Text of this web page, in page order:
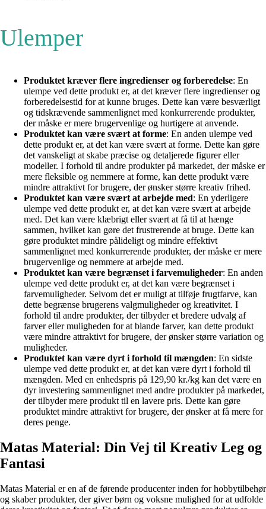
Ulemper
Produktet kræver flere ingredienser og forberedelse: En
ulempe ved dette produkt er, at det kræver flere ingredienser og
forberedelsestid for at kunne bruges. Dette kan være besværligt
og tidskrævende sammenlignet med konkurrerende produkter,
der måske er mere brugervenlige og hurtigere at anvende.
Produktet kan være svært at forme: En anden ulempe ved
dette produkt er, at det kan være svært at forme. Dette kan gøre
det vanskeligt at skabe præcise og detaljerede figurer eller
modeller. I forhold til andre produkter på markedet, der måske er
mere fleksible og nemmere at forme, kan dette produkt være
mindre attraktivt for brugere, der ønsker større kreativ frihed.
Produktet kan være svært at arbejde med: En yderligere
ulempe ved dette produkt er, at det kan være svært at arbejde
med. Det kan være klæbrigt eller svært at få til at hænge
sammen, hvilket kan gøre det frustrerende at bruge. Dette kan
gøre produktet mindre pålideligt og mindre effektivt
sammenlignet med konkurrerende produkter, der måske er mere
brugervenlige og nemmere at arbejde med.
Produktet kan være begrænset i farvemuligheder: En anden
ulempe ved dette produkt er, at det kan være begrænset i
farvemuligheder. Selvom det er muligt at tilføje frugtfarve, kan
dette begrænse brugerens valgmuligheder og kreativitet. I
forhold til andre produkter, der tilbyder et bredere udvalg af
farver eller muligheden for at blande farver, kan dette produkt
være mindre attraktivt for brugere, der ønsker større variation og
muligheder.
Produktet kan være dyrt i forhold til mængden: En sidste
ulempe ved dette produkt er, at det kan være dyrt i forhold til
mængden. Med en enhedspris på 129,90 kr./kg kan det være en
dyr investering sammenlignet med andre produkter på markedet,
der tilbyder mere produkt til en lavere pris. Dette kan gøre
produktet mindre attraktivt for brugere, der ønsker at få mere for
deres penge.
Matas Material: Din Vej til Kreativ Leg og
Fantasi
Matas Material er en af de førende producenter inden for hobbytilbehør
og skaber produkter, der giver børn og voksne mulighed for at udfolde